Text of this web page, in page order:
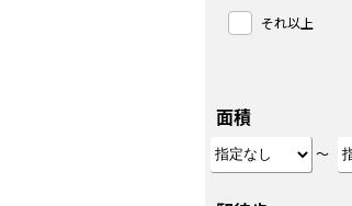
それ以上
面積
～